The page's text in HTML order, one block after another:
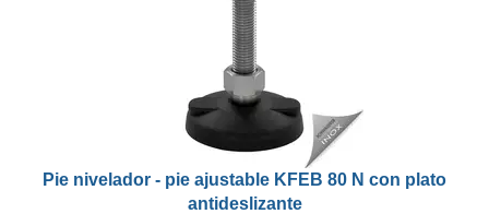
Pie nivelador - pie ajustable KFEB 80 N con plato
antideslizante